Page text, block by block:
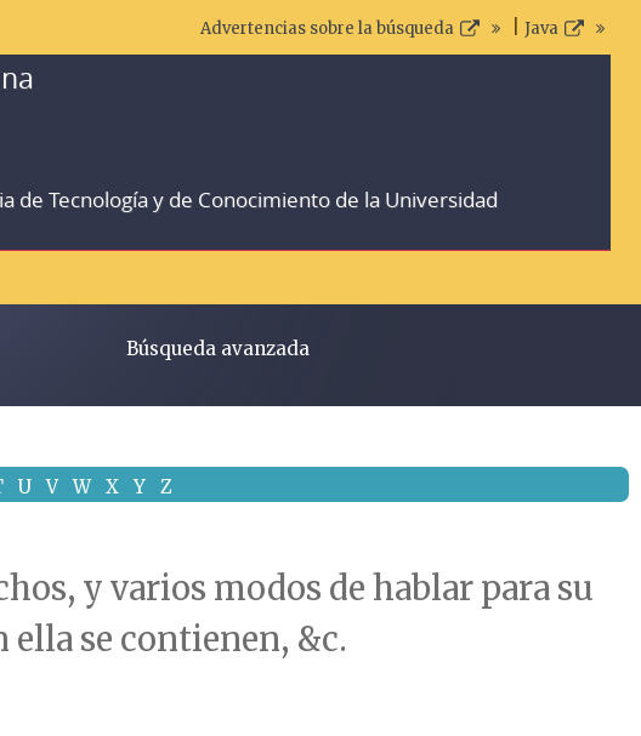
Advertencias sobre la búsqueda Java
de Tecnología y de Conocimiento de la Universidad
Búsqueda avanzada
U V W X Y Z
y varios modos de hablar para su
ella se contienen, &c.